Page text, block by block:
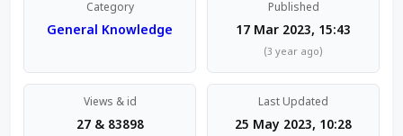
Category
General Knowledge
Published
17 Mar 2023, 15:43
(3 year ago)
Views & id
27 & 83898
Last Updated
25 May 2023, 10:28